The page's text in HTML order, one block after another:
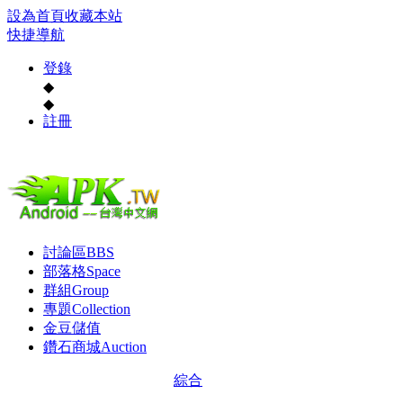
設為首頁收藏本站
快捷導航
登錄
◆
◆
註冊
討論區BBS
部落格Space
群組Group
專題Collection
金豆儲值
鑽石商城Auction
綜合